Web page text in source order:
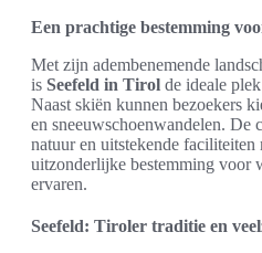
Een prachtige bestemming
Met zijn adembenemende
is Seefeld in Tirol de ideale
Naast skiën kunnen bezoekers
en sneeuwschoenwandelen. De
natuur en uitstekende faciliteiten
uitzonderlijke bestemming voor
ervaren.
Seefeld: Tiroler traditie en